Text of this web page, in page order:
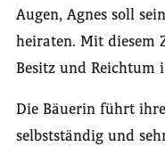
Augen, Agnes soll
heiraten. Mit diesem
Besitz und Reichtum
Die Bäuerin führt
selbstständig und